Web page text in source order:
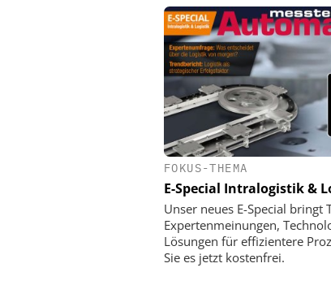
FOKUS-THEMA
E-Special Intralogistik &
Unser neues E-Special bringt
Expertenmeinungen,
Lösungen für effizientere
Sie es jetzt kostenfrei.
PHYSIK
CO.
Optische
Satelliten:
PI-